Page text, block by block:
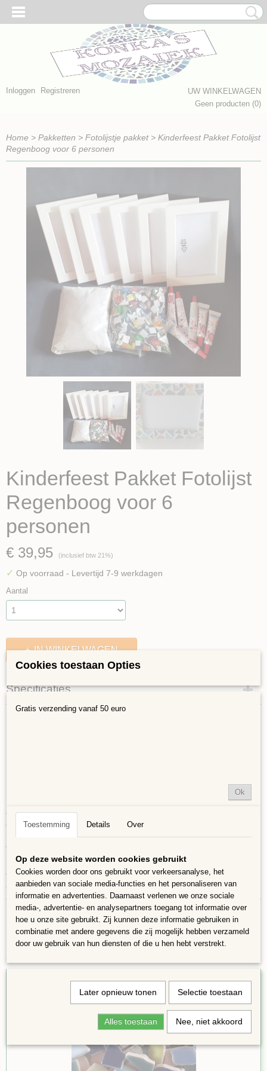
Inloggen Registreren
UW WINKELWAGEN
Geen producten (0)
Home > Pakketten > Fotolijstje pakket> Kinderfeest Pakket Fotolijst
Regenboog voor 6 personen
Kinderfeest Pakket Fotolijst
Regenboog voor 6
personen
€ 39,95 (inclusief btw 21%)
✓ Op voorraad - Levertijd 7-9 werkdagen
Aantal
IN WINKELWAGEN
Specificaties
EAN code
6x fotolijst
6x lijm
Soft Glass Puzzles Regenboogmix
Voegmiddel
Leuk om te gaan doen tijdens een kinderfeestje! De pakketjes zijn
eenvoudig te maken, kinderen maar ook volwassenen hebben er veel
aardigheid en plezier aan
Cookies toestaan Opties
Gratis verzending vanaf 50 euro
Ok
Toestemming Details Over
Op deze website worden cookies gebruikt
Cookies worden door ons gebruikt voor verkeersanalyse, het
aanbieden van sociale media-functies en het personaliseren van
informatie en advertenties. Daarnaast verlenen we onze sociale
media-, advertentie- en analysepartners toegang tot informatie over
hoe u onze site gebruikt. Zij kunnen deze informatie gebruiken in
combinatie met andere gegevens die zij mogelijk hebben verzameld
door uw gebruik van hun diensten of die u hen hebt verstrekt.
Later opnieuw tonen Selectie toestaan
Alles toestaan Nee, niet akkoord